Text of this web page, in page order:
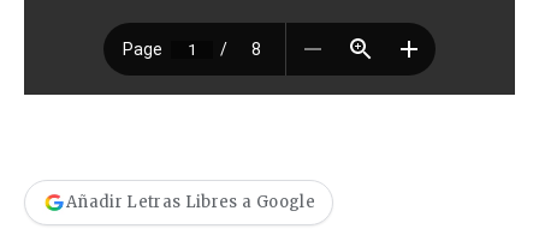
Añadir Letras Libres a Google